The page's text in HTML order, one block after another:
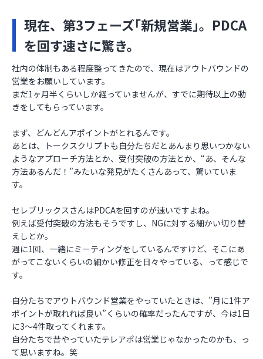
現在、第3フェーズ｢新規営業｣。PDCA
を回す速さに驚き。
社内の体制もある程度整ってきたので、現在はアウトバウンドの
営業をお願いしています。
まだ1ヶ月半くらいしか経っていませんが、すでに期待以上の動
きをしてもらっています。
まず、どんどんアポイントがとれるんです。
あとは、トークスクリプトも自分たちだとあんまり思いつかない
ようなアプローチ方法とか、受付突破の方法とか、“あ、そんな
方法あるんだ！”みたいな発見がたくさんあって、驚いていま
す。
セレブリックスさんはPDCAを回すのが速いですよね。
例えば受付突破の方法もそうですし、NGに対する細かい切り替
えしとか。
週に1回、一緒にミーティングをしているんですけど、そこにあ
がってこないくらいの細かい修正を日々やっている、って感じで
す。
自分たちでアウトバウンド営業をやっていたときは、”月に1件ア
ポイントが取れれば良い”くらいの確率だったんですが、今は1日
に3～4件取ってくれます。
自分たちで昔やっていたテレアポは営業じゃなかったのかも、っ
て思いますね。笑